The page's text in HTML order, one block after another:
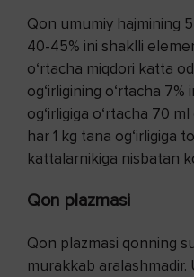
Qon umumiy hajmining
40-45% ini shaklli
o‘rtacha miqdori katta
og‘irligining o‘rtacha 7%
og‘irligiga o‘rtacha 70
har 1 kg tana og‘irligiga
kattalarnikiga nisbatan
Qon plazmasi
Qon plazmasi qonning
murakkab aralashmadir.